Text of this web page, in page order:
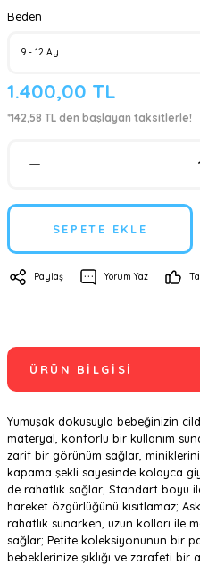
Beden
1.400,00 TL
*142,58 TL den başlayan taksitlerle!
SEPETE EKLE
Paylaş Yorum Yaz
ÜRÜN BILGISI
Yumuşak dokusuyla bebeğinizin
materyal, konforlu bir kullanım
zarif bir görünüm sağlar,
kapama şekli sayesinde kolayca
de rahatlık sağlar; Standart boyu
hareket özgürlüğünü kısıtlamaz;
rahatlık sunarken, uzun kolları ile
sağlar; Petite koleksiyonunun bir
bebeklerinize şıklığı ve zarafeti